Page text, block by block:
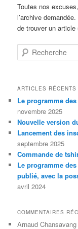
Toutes nos
l’archive
de trouver un article
Recherche
ARTICLES RÉCENTS
Le programme
novembre 2025
Nouvelle version
Lancement des
septembre 2025
Commande de
Le programme
publié, avec la
avril 2024
COMMENTAIRES
Arnaud Chansavang